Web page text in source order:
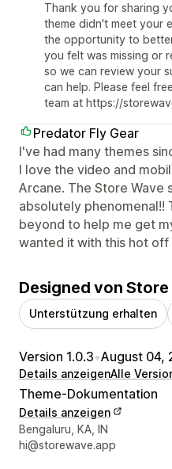
Thank you for sharing
theme didn't meet your
the opportunity to
you felt was missing or
so we can review your
can help. Please feel
team at https://
Predator Fly Gear
I've had many themes
I love the video and
Arcane. The Store Wave
absolutely phenomenal!!
beyond to help me get
wanted it with this hot
Designed von Store
Unterstützung erhalten
Version 1.0.3•August 04,
Details anzeigenAlle
Theme-Dokumentation
Details anzeigen
Designer-Kontaktdaten
Bengaluru, KA, IN
hi@storewave.app